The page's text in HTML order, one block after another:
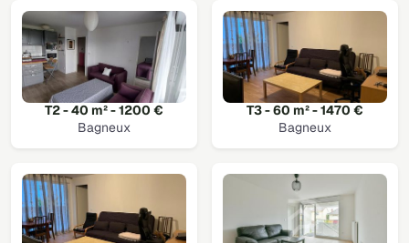
T2 - 40 m² - 1200 €
Bagneux
T3 - 60 m² - 1470 €
Bagneux